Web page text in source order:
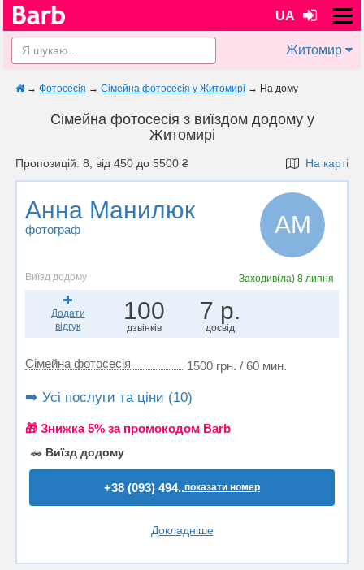
UA
Житомир
→ Фотосесія → Сімейна фотосесія у Житомирі → На дому
Сімейна фотосесія з виїздом додому у
Житомирі
Пропозицій: 8, від 450 до 5500 ₴ На карті
Анна Манилюк
фотограф АМ
Виїзд додому Заходив(ла)8 липня
Додати
відгук
100
дзвінків
7 р.
досвід
Сімейна фотосесія 1500 грн. / 60 мин.
➡️ Усі послуги та ціни (10)
🎁 Знижка 5% за промокодом Barb
🚗 Виїзд додому
+38 (093) 494..показати номер
Докладніше